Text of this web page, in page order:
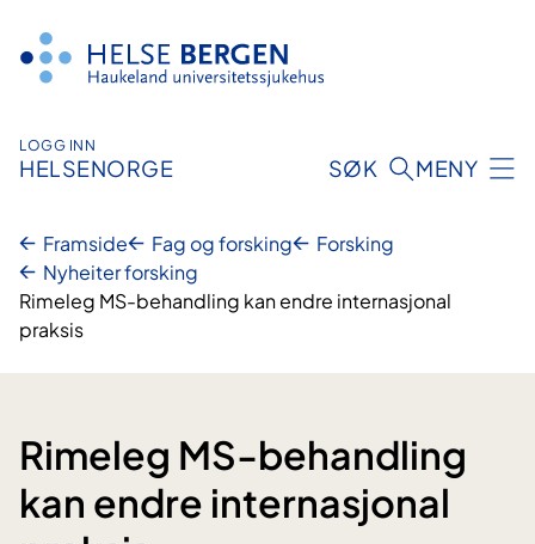
innhald
LOGG INN
HELSENORGE SØK MENY
Framside Fag og forsking
Forsking
Nyheiter forsking
Rimeleg MS-behandling kan endre internasjonal
praksis
Rimeleg MS-behandling
kan endre internasjonal